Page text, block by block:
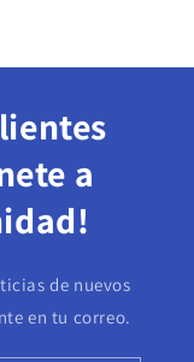
a
de nuevos
en tu correo.